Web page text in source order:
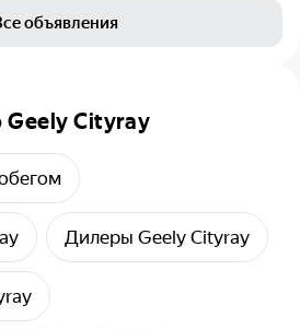
объявления
Geely Cityray
Дилеры Geely Cityray